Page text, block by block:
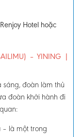
Hotel hoặc
– YINING |
sáng, đoàn làm thủ
đoàn khởi hành đi
– là một trong